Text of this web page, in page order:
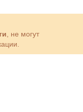
, не могут